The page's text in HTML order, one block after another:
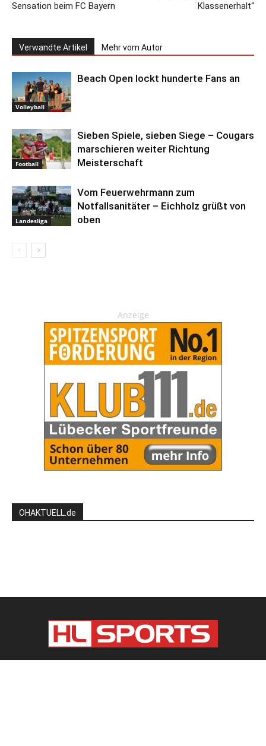
Sensation beim FC Bayern
Klassenerhalt“
Verwandte Artikel Mehr vom Autor
Volleyball
Beach Open lockt hunderte Fans an
Football
Sieben Spiele, sieben Siege – Cougars
marschieren weiter Richtung
Meisterschaft
Landesliga
Vom Feuerwehrmann zum
Notfallsanitäter – Eichholz grüßt von
oben
Anzeige
OHAKTUELL.de